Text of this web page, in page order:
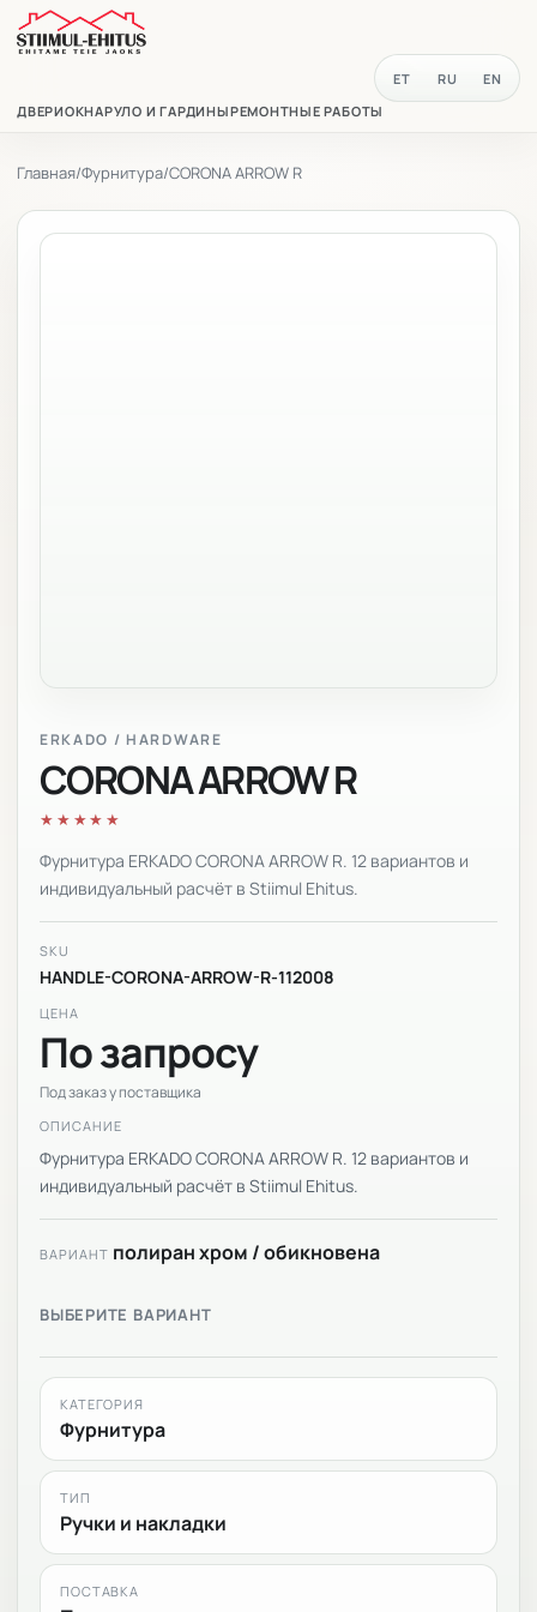
ДВЕРИОКНАРУЛО И ГАРДИНЫРЕМОНТНЫЕ РАБОТЫ
ET RU EN
Главная/Фурнитура/CORONA ARROW R
ERKADO / HARDWARE
CORONA ARROW R
★★★★★
Фурнитура ERKADO CORONA ARROW R. 12 вариантов и
индивидуальный расчёт в Stiimul Ehitus.
SKU
HANDLE-CORONA-ARROW-R-112008
ЦЕНА
По запросу
Под заказ у поставщика
ОПИСАНИЕ
Фурнитура ERKADO CORONA ARROW R. 12 вариантов и
индивидуальный расчёт в Stiimul Ehitus.
ВАРИАНТ полиран хром / обикновена
ВЫБЕРИТЕ ВАРИАНТ
КАТЕГОРИЯ
Фурнитура
ТИП
Ручки и накладки
ПОСТАВКА